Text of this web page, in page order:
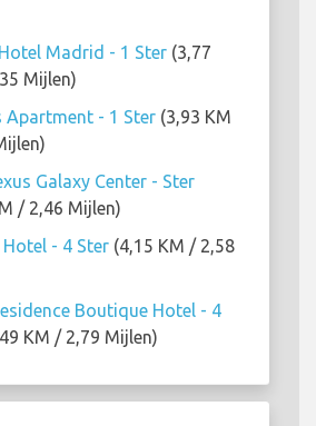
Madrid - 1 Ster (3,77
Mijlen)
Apartment - 1 Ster (3,93 KM
Galaxy Center - Ster
/ 2,46 Mijlen)
Hotel - 4 Ster (4,15 KM / 2,58
Boutique Hotel - 4
KM / 2,79 Mijlen)